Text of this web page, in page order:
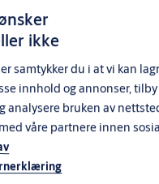
man ønsker høy
Låsene er meget
og tåler ekstremt mye
funksjon innebygget.
med aktiv dørvrider
ikke
samtykker du i at vi kan
innhold og annonser, tilby
analysere bruken av
våre partnere innen